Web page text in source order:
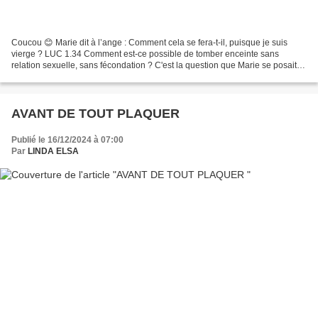
Coucou 😊 Marie dit à l’ange : Comment cela se fera-t-il, puisque je suis
vierge ? LUC 1.34 Comment est-ce possible de tomber enceinte sans
relation sexuelle, sans fécondation ? C'est la question que Marie se posait et
AVANT DE TOUT PLAQUER
Publié le 16/12/2024 à 07:00
Par LINDA ELSA